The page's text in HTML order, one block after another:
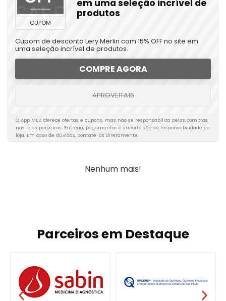
CUPOM
em uma seleção incrível de
produtos
Cupom de desconto Lery Merlin com 15% OFF no site em
uma seleção incrível de produtos.
COMPRE AGORA
APROVEITA15
O App MEB oferece ofertas e cupons, mas não se responsabiliza pelas compras
nas lojas parceiras. Entrega, pagamentos e suporte são de responsabilidade da
loja. Em caso de dúvidas, contate-as diretamente.
Nenhum mais!
Parceiros em Destaque